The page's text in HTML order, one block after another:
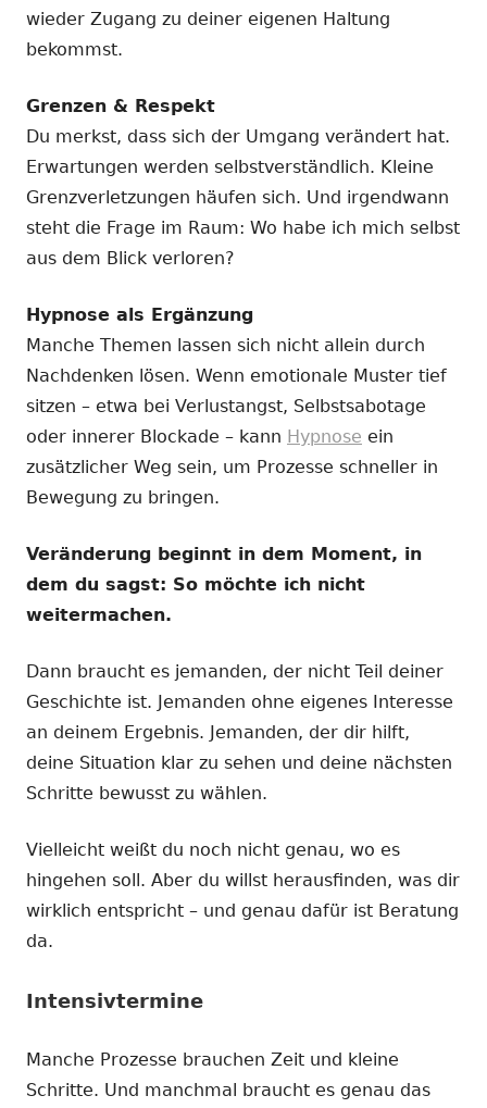
wieder Zugang zu deiner eigenen Haltung
bekommst.
Grenzen & Respekt
Du merkst, dass sich der Umgang verändert hat.
Erwartungen werden selbstverständlich. Kleine
Grenzverletzungen häufen sich. Und irgendwann
steht die Frage im Raum: Wo habe ich mich selbst
aus dem Blick verloren?
Hypnose als Ergänzung
Manche Themen lassen sich nicht allein durch
Nachdenken lösen. Wenn emotionale Muster tief
sitzen – etwa bei Verlustangst, Selbstsabotage
oder innerer Blockade – kann Hypnose ein
zusätzlicher Weg sein, um Prozesse schneller in
Bewegung zu bringen.
Veränderung beginnt in dem Moment, in
dem du sagst: So möchte ich nicht
weitermachen.
Dann braucht es jemanden, der nicht Teil deiner
Geschichte ist. Jemanden ohne eigenes Interesse
an deinem Ergebnis. Jemanden, der dir hilft,
deine Situation klar zu sehen und deine nächsten
Schritte bewusst zu wählen.
Vielleicht weißt du noch nicht genau, wo es
hingehen soll. Aber du willst herausfinden, was dir
wirklich entspricht – und genau dafür ist Beratung
da.
Intensivtermine
Manche Prozesse brauchen Zeit und kleine
Schritte. Und manchmal braucht es genau das